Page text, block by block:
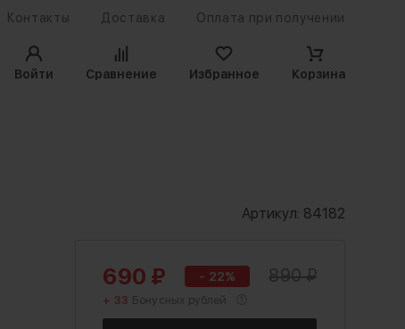
Контакты Доставка Оплата при получении
Войти
Сравнение Избранное Корзина
Артикул: 84182
690 ₽ - 22% 890₽
+ 33 Бонусных рублей